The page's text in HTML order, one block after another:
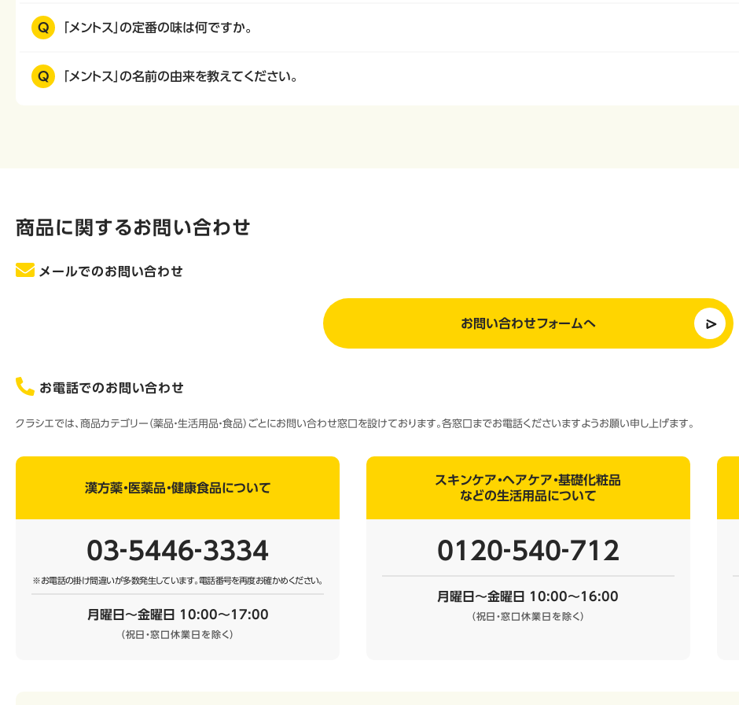
Q 「メントス」の定番の味は何ですか。
Q 「メントス」の名前の由来を教えてください。
商品に関するお問い合わせ
メールでのお問い合わせ
お問い合わせフォームへ
お電話でのお問い合わせ
クラシエでは、商品カテゴリー（薬品・生活用品・食品）ごとにお問い合わせ窓口を設けております。各窓口までお電話くださいますようお願い申し上げます。
漢方薬・医薬品・健康食品について
03‐5446‐3334
※お電話の掛け間違いが多数発生しています。電話番号を再度お確かめください。
月曜日～金曜日 10:00～17:00
（祝日・窓口休業日を除く）
スキンケア・ヘアケア・基礎化粧品
などの生活用品について
0120‐540‐712
月曜日～金曜日 10:00～16:00
（祝日・窓口休業日を除く）